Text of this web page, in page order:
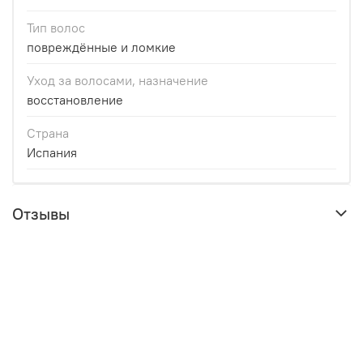
Тип волос
повреждённые и ломкие
Уход за волосами, назначение
восстановление
Страна
Испания
Отзывы